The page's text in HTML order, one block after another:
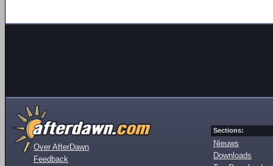
Over AfterDawn
Feedback
Sections:
Nieuws
Downloads